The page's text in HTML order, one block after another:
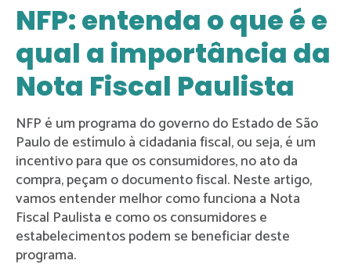
NFP: entenda o que é e
qual a importância da
Nota Fiscal Paulista
NFP é um programa do governo do Estado de São
Paulo de estímulo à cidadania fiscal, ou seja, é um
incentivo para que os consumidores, no ato da
compra, peçam o documento fiscal. Neste artigo,
vamos entender melhor como funciona a Nota
Fiscal Paulista e como os consumidores e
estabelecimentos podem se beneficiar deste
programa.